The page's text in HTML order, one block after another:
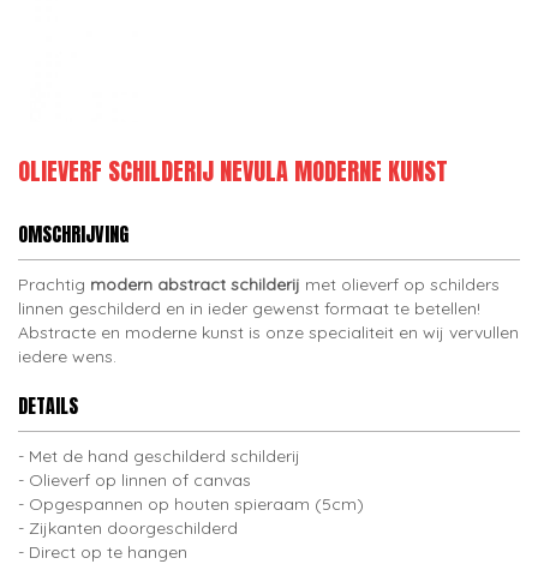
OLIEVERF SCHILDERIJ NEVULA MODERNE KUNST
OMSCHRIJVING
Prachtig modern abstract schilderij met olieverf op schilders
linnen geschilderd en in ieder gewenst formaat te betellen!
Abstracte en moderne kunst is onze specialiteit en wij vervullen
iedere wens.
DETAILS
Met de hand geschilderd schilderij
Olieverf op linnen of canvas
Opgespannen op houten spieraam (5cm)
Zijkanten doorgeschilderd
Direct op te hangen